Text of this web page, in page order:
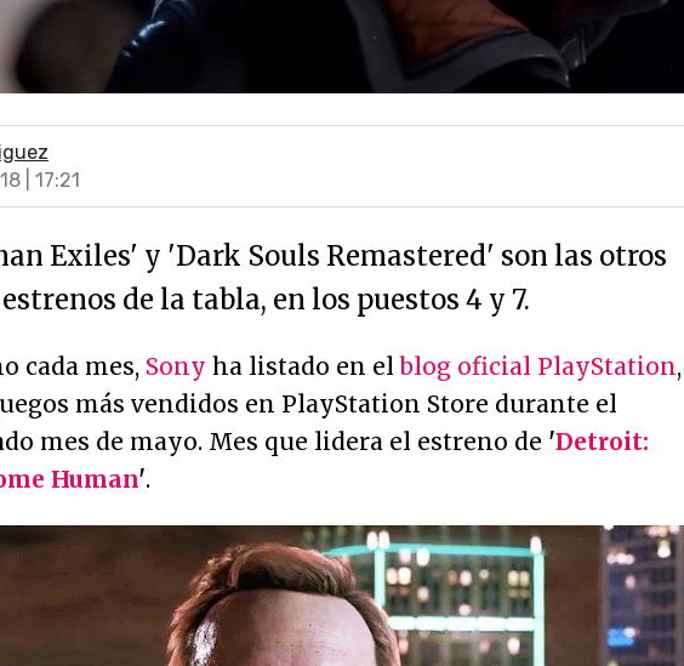
| 17:21
Exiles' y 'Dark Souls Remastered' son las otros
de la tabla, en los puestos 4 y 7.
cada mes, Sony ha listado en elblog oficial PlayStation,
más vendidos en PlayStation Store durante el
mes de mayo. Mes que lidera el estreno de 'Detroit:
Human'.